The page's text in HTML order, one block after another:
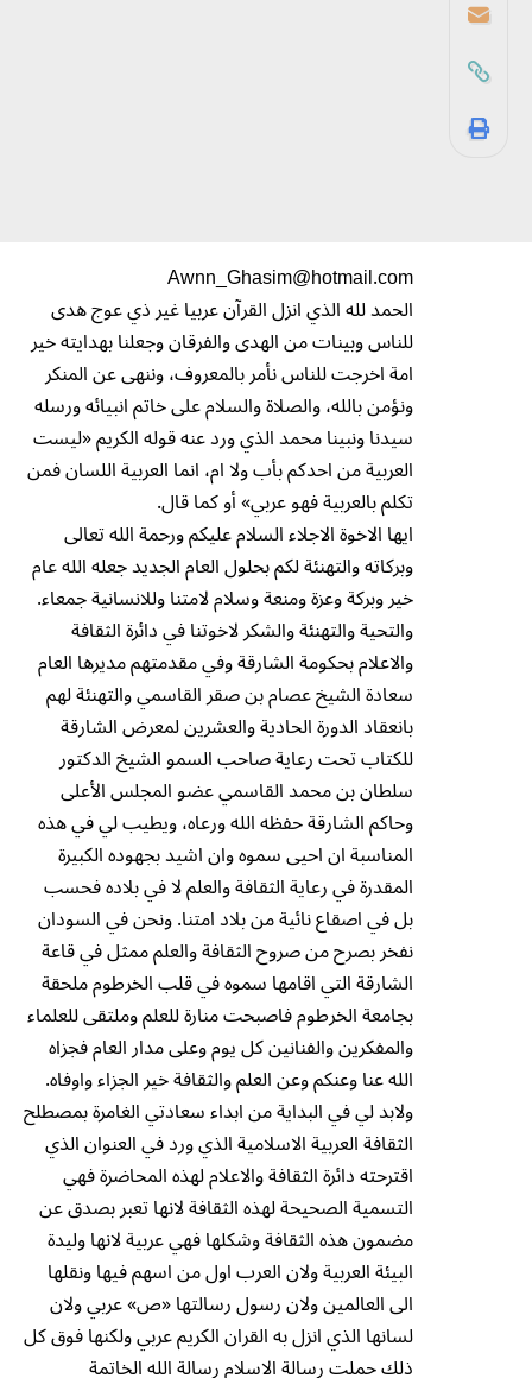
Awnn_Ghasim@hotmail.com
الحمد لله الذي انزل القرآن عربيا غير ذي عوج هدى
للناس وبينات من الهدى والفرقان وجعلنا بهدايته خير
امة اخرجت للناس نأمر بالمعروف، وننهى عن المنكر
ونؤمن بالله، والصلاة والسلام على خاتم انبيائه ورسله
سيدنا ونبينا محمد الذي ورد عنه قوله الكريم «ليست
العربية من احدكم بأب ولا ام، انما العربية اللسان فمن
تكلم بالعربية فهو عربي» أو كما قال.
ايها الاخوة الاجلاء السلام عليكم ورحمة الله تعالى
وبركاته والتهنئة لكم بحلول العام الجديد جعله الله عام
خير وبركة وعزة ومنعة وسلام لامتنا وللانسانية جمعاء.
والتحية والتهنئة والشكر لاخوتنا في دائرة الثقافة
والاعلام بحكومة الشارقة وفي مقدمتهم مديرها العام
سعادة الشيخ عصام بن صقر القاسمي والتهنئة لهم
بانعقاد الدورة الحادية والعشرين لمعرض الشارقة
للكتاب تحت رعاية صاحب السمو الشيخ الدكتور
سلطان بن محمد القاسمي عضو المجلس الأعلى
وحاكم الشارقة حفظه الله ورعاه، ويطيب لي في هذه
المناسبة ان احيى سموه وان اشيد بجهوده الكبيرة
المقدرة في رعاية الثقافة والعلم لا في بلاده فحسب
بل في اصقاع نائية من بلاد امتنا. ونحن في السودان
نفخر بصرح من صروح الثقافة والعلم ممثل في قاعة
الشارقة التي اقامها سموه في قلب الخرطوم ملحقة
بجامعة الخرطوم فاصبحت منارة للعلم وملتقى للعلماء
والمفكرين والفنانين كل يوم وعلى مدار العام فجزاه
الله عنا وعنكم وعن العلم والثقافة خير الجزاء واوفاه.
ولابد لي في البداية من ابداء سعادتي الغامرة بمصطلح
الثقافة العربية الاسلامية الذي ورد في العنوان الذي
اقترحته دائرة الثقافة والاعلام لهذه المحاضرة فهي
التسمية الصحيحة لهذه الثقافة لانها تعبر بصدق عن
مضمون هذه الثقافة وشكلها فهي عربية لانها وليدة
البيئة العربية ولان العرب اول من اسهم فيها ونقلها
الى العالمين ولان رسول رسالتها «ص» عربي ولان
لسانها الذي انزل به القران الكريم عربي ولكنها فوق كل
ذلك حملت رسالة الاسلام رسالة الله الخاتمة